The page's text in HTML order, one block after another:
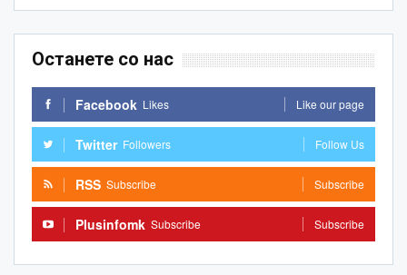
Останете со нас
Facebook Likes Like our page
Twitter Followers Follow Us
RSS Subscribe Subscribe
Plusinfomk Subscribe Subscribe